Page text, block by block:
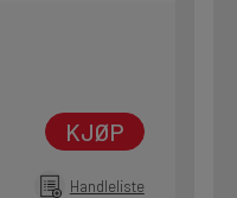
KJØP
Handleliste